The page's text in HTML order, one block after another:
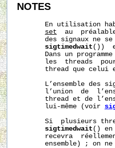
NOTES
En utilisation
set
au
des signaux ne
sigtimedwait ())
Dans un
les  threads
thread que celui
L’ensemble des
l’union  de
thread et de
       lui-même (voir
Si  plusieurs
sigtimedwait () en
recevra
ensemble) ; on